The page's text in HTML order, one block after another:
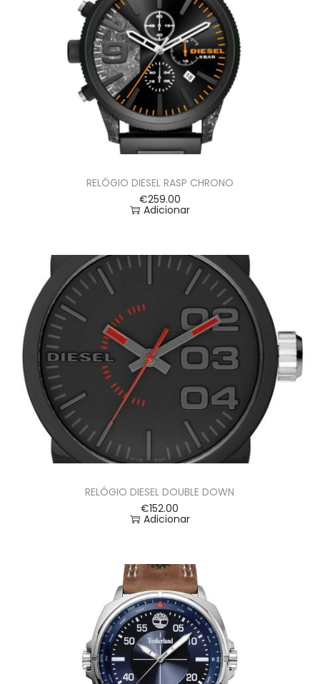
RELÓGIO DIESEL RASP CHRONO
€259.00
Adicionar
RELÓGIO DIESEL DOUBLE DOWN
€152.00
Adicionar